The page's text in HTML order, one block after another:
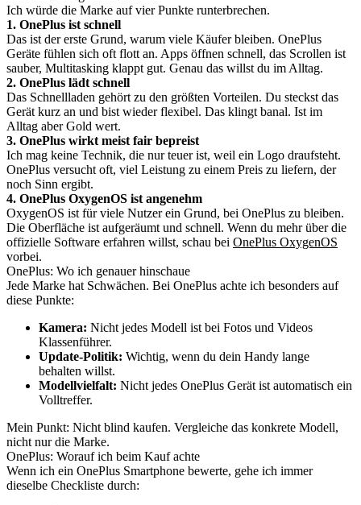
Ich würde die Marke auf vier Punkte runterbrechen.
1. OnePlus ist schnell
Das ist der erste Grund, warum viele Käufer bleiben. OnePlus
Geräte fühlen sich oft flott an. Apps öffnen schnell, das Scrollen ist
sauber, Multitasking klappt gut. Genau das willst du im Alltag.
2. OnePlus lädt schnell
Das Schnellladen gehört zu den größten Vorteilen. Du steckst das
Gerät kurz an und bist wieder flexibel. Das klingt banal. Ist im
Alltag aber Gold wert.
3. OnePlus wirkt meist fair bepreist
Ich mag keine Technik, die nur teuer ist, weil ein Logo draufsteht.
OnePlus versucht oft, viel Leistung zu einem Preis zu liefern, der
noch Sinn ergibt.
4. OnePlus OxygenOS ist angenehm
OxygenOS ist für viele Nutzer ein Grund, bei OnePlus zu bleiben.
Die Oberfläche ist aufgeräumt und schnell. Wenn du mehr über die
offizielle Software erfahren willst, schau bei OnePlus OxygenOS
vorbei.
OnePlus: Wo ich genauer hinschaue
Jede Marke hat Schwächen. Bei OnePlus achte ich besonders auf
diese Punkte:
Kamera: Nicht jedes Modell ist bei Fotos und Videos
Klassenführer.
Update-Politik: Wichtig, wenn du dein Handy lange
behalten willst.
Modellvielfalt: Nicht jedes OnePlus Gerät ist automatisch ein
Volltreffer.
Mein Punkt: Nicht blind kaufen. Vergleiche das konkrete Modell,
nicht nur die Marke.
OnePlus: Worauf ich beim Kauf achte
Wenn ich ein OnePlus Smartphone bewerte, gehe ich immer
dieselbe Checkliste durch: